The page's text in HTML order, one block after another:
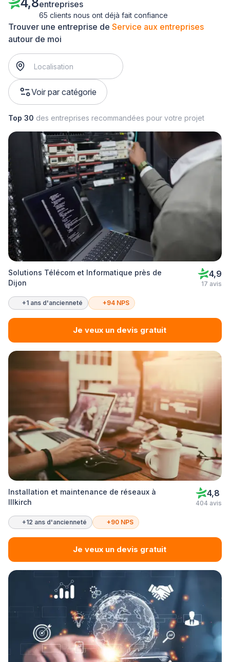
Trouver une entreprise de Service aux entreprises
autour de moi
Voir par catégorie
entreprises
65 clients nous ont déjà fait confiance
Top 30 des entreprises recommandées pour votre projet
Solutions Télécom et Informatique près de
Dijon
4,9
17 avis
+1 ans d'ancienneté +94 NPS
Je veux un devis gratuit
Installation et maintenance de réseaux à
Illkirch
4,8
404 avis
+12 ans d'ancienneté +90 NPS
Je veux un devis gratuit